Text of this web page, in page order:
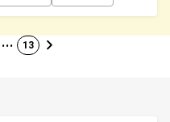
… 13